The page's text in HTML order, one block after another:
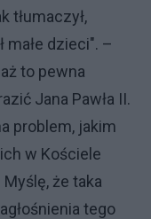
tłumaczył,
małe dzieci". –
to pewna
Jana Pawła II.
problem, jakim
w Kościele
że taka
tego